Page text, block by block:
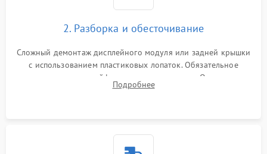
Повреждение внутренних проводов
Механические повреждения
Поломка батареи (если
Неисправность тачпада
1500 ₽ Подробнее →
1000 ₽
2. Разборка и обесточивание
Сложный демонтаж дисплейного модуля или задней крышки
с использованием пластиковых лопаток. Обязательное
отключение шлейфов матрицы и питания. Очистка
массивной системы охлаждения от скопившейся пыли.
Подробнее